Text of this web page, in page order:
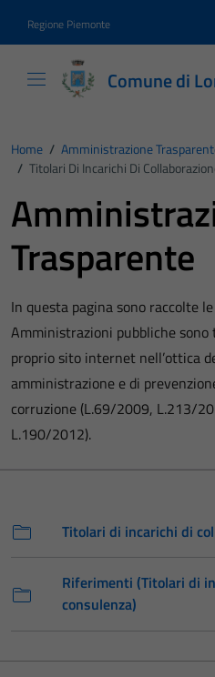
Regione Piemonte
Comune di
Home / Amministrazione
/ Titolari Di Incarichi Di
Trasparente
In questa pagina sono raccolte
Amministrazioni pubbliche
proprio sito internet nell’ottica
amministrazione e di
corruzione (L.69/2009, L.213/
L.190/2012).
Titolari di incarichi di
Riferimenti (Titolari di
consulenza)